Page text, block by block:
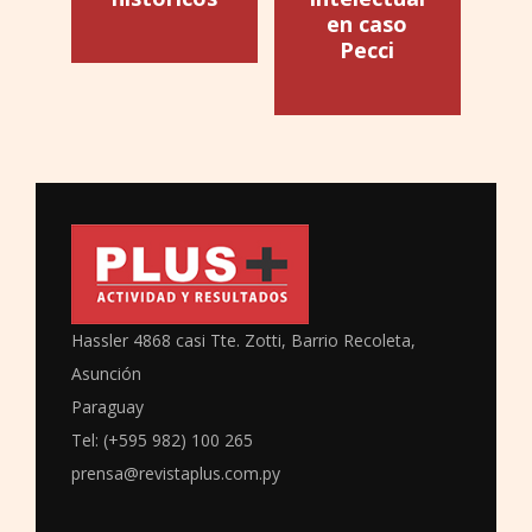
en caso
Pecci
Hassler 4868 casi Tte. Zotti, Barrio Recoleta,
Asunción
Paraguay
Tel: (+595 982) 100 265
prensa@revistaplus.com.py